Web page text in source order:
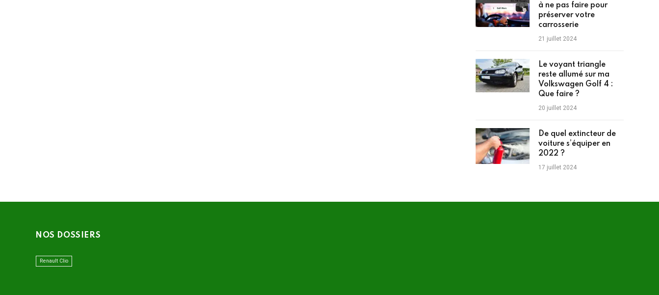
à ne pas faire pour
préserver votre
carrosserie
21 juillet 2024
Le voyant triangle
reste allumé sur ma
Volkswagen Golf 4 :
Que faire ?
20 juillet 2024
De quel extincteur de
voiture s’équiper en
2022 ?
17 juillet 2024
NOS DOSSIERS
Renault Clio